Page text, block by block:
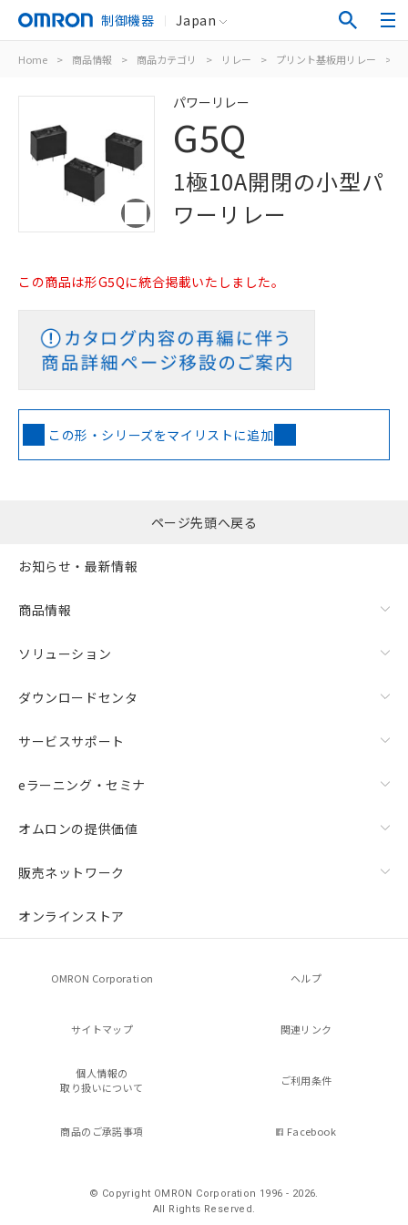
制御機器 Japan
Home > 商品情報 > 商品カテゴリ > リレー > プリント基板用リレー >
パワーリレー
G5Q
1極10A開閉の小型パ
ワーリレー
この商品は形G5Qに統合掲載いたしました。
この形・シリーズをマイリストに追加
ページ先頭へ戻る
お知らせ・最新情報
商品情報
ソリューション
ダウンロードセンタ
サービスサポート
eラーニング・セミナ
オムロンの提供価値
販売ネットワーク
オンラインストア
OMRON Corporation ヘルプ
サイトマップ 関連リンク
個人情報の
取り扱いについて
ご利用条件
商品のご承諾事項 Facebook
© Copyright OMRON Corporation 1996 - 2026.
All Rights Reserved.